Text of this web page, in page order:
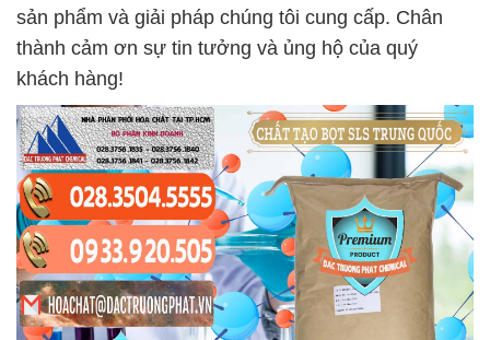
sản phẩm và giải pháp chúng tôi cung cấp. Chân
thành cảm ơn sự tin tưởng và ủng hộ của quý
khách hàng!